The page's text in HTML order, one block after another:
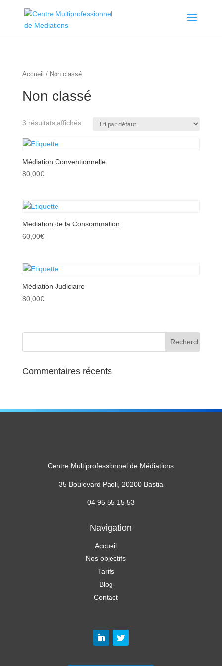
Accueil / Non classé
Non classé
3 résultats affichés
Médiation Conventionnelle
80,00€
Médiation de la Consommation
60,00€
Médiation Judiciaire
80,00€
Commentaires récents
Centre Multiprofessionnel de Médiations
35 Boulevard Paoli, 20200 Bastia
04 95 55 15 53
Navigation
Accueil
Nos objectifs
Tarifs
Blog
Contact